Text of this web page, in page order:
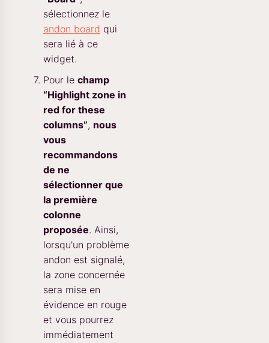
sélectionnez le
andon board qui
sera lié à ce
widget.
Pour le champ
“Highlight zone in
red for these
columns”, nous
vous
recommandons
de ne
sélectionner que
la première
colonne
proposée. Ainsi,
lorsqu'un problème
andon est signalé,
la zone concernée
sera mise en
évidence en rouge
et vous pourrez
immédiatement